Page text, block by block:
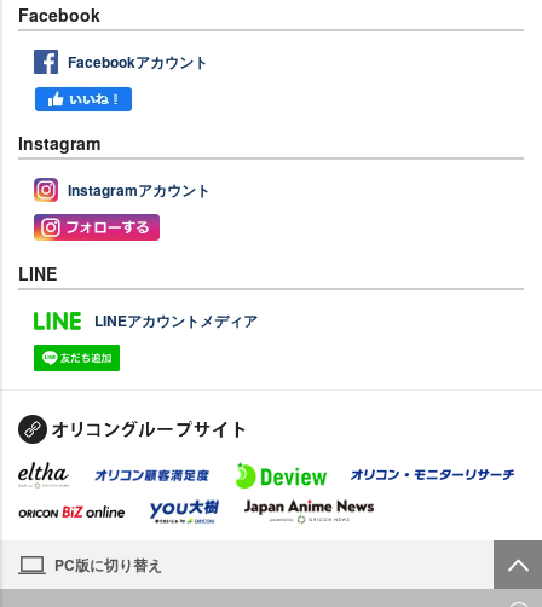
Facebook
Facebookアカウント
Instagram
Instagramアカウント
LINE
LINEアカウントメディア
PC版に切り替え